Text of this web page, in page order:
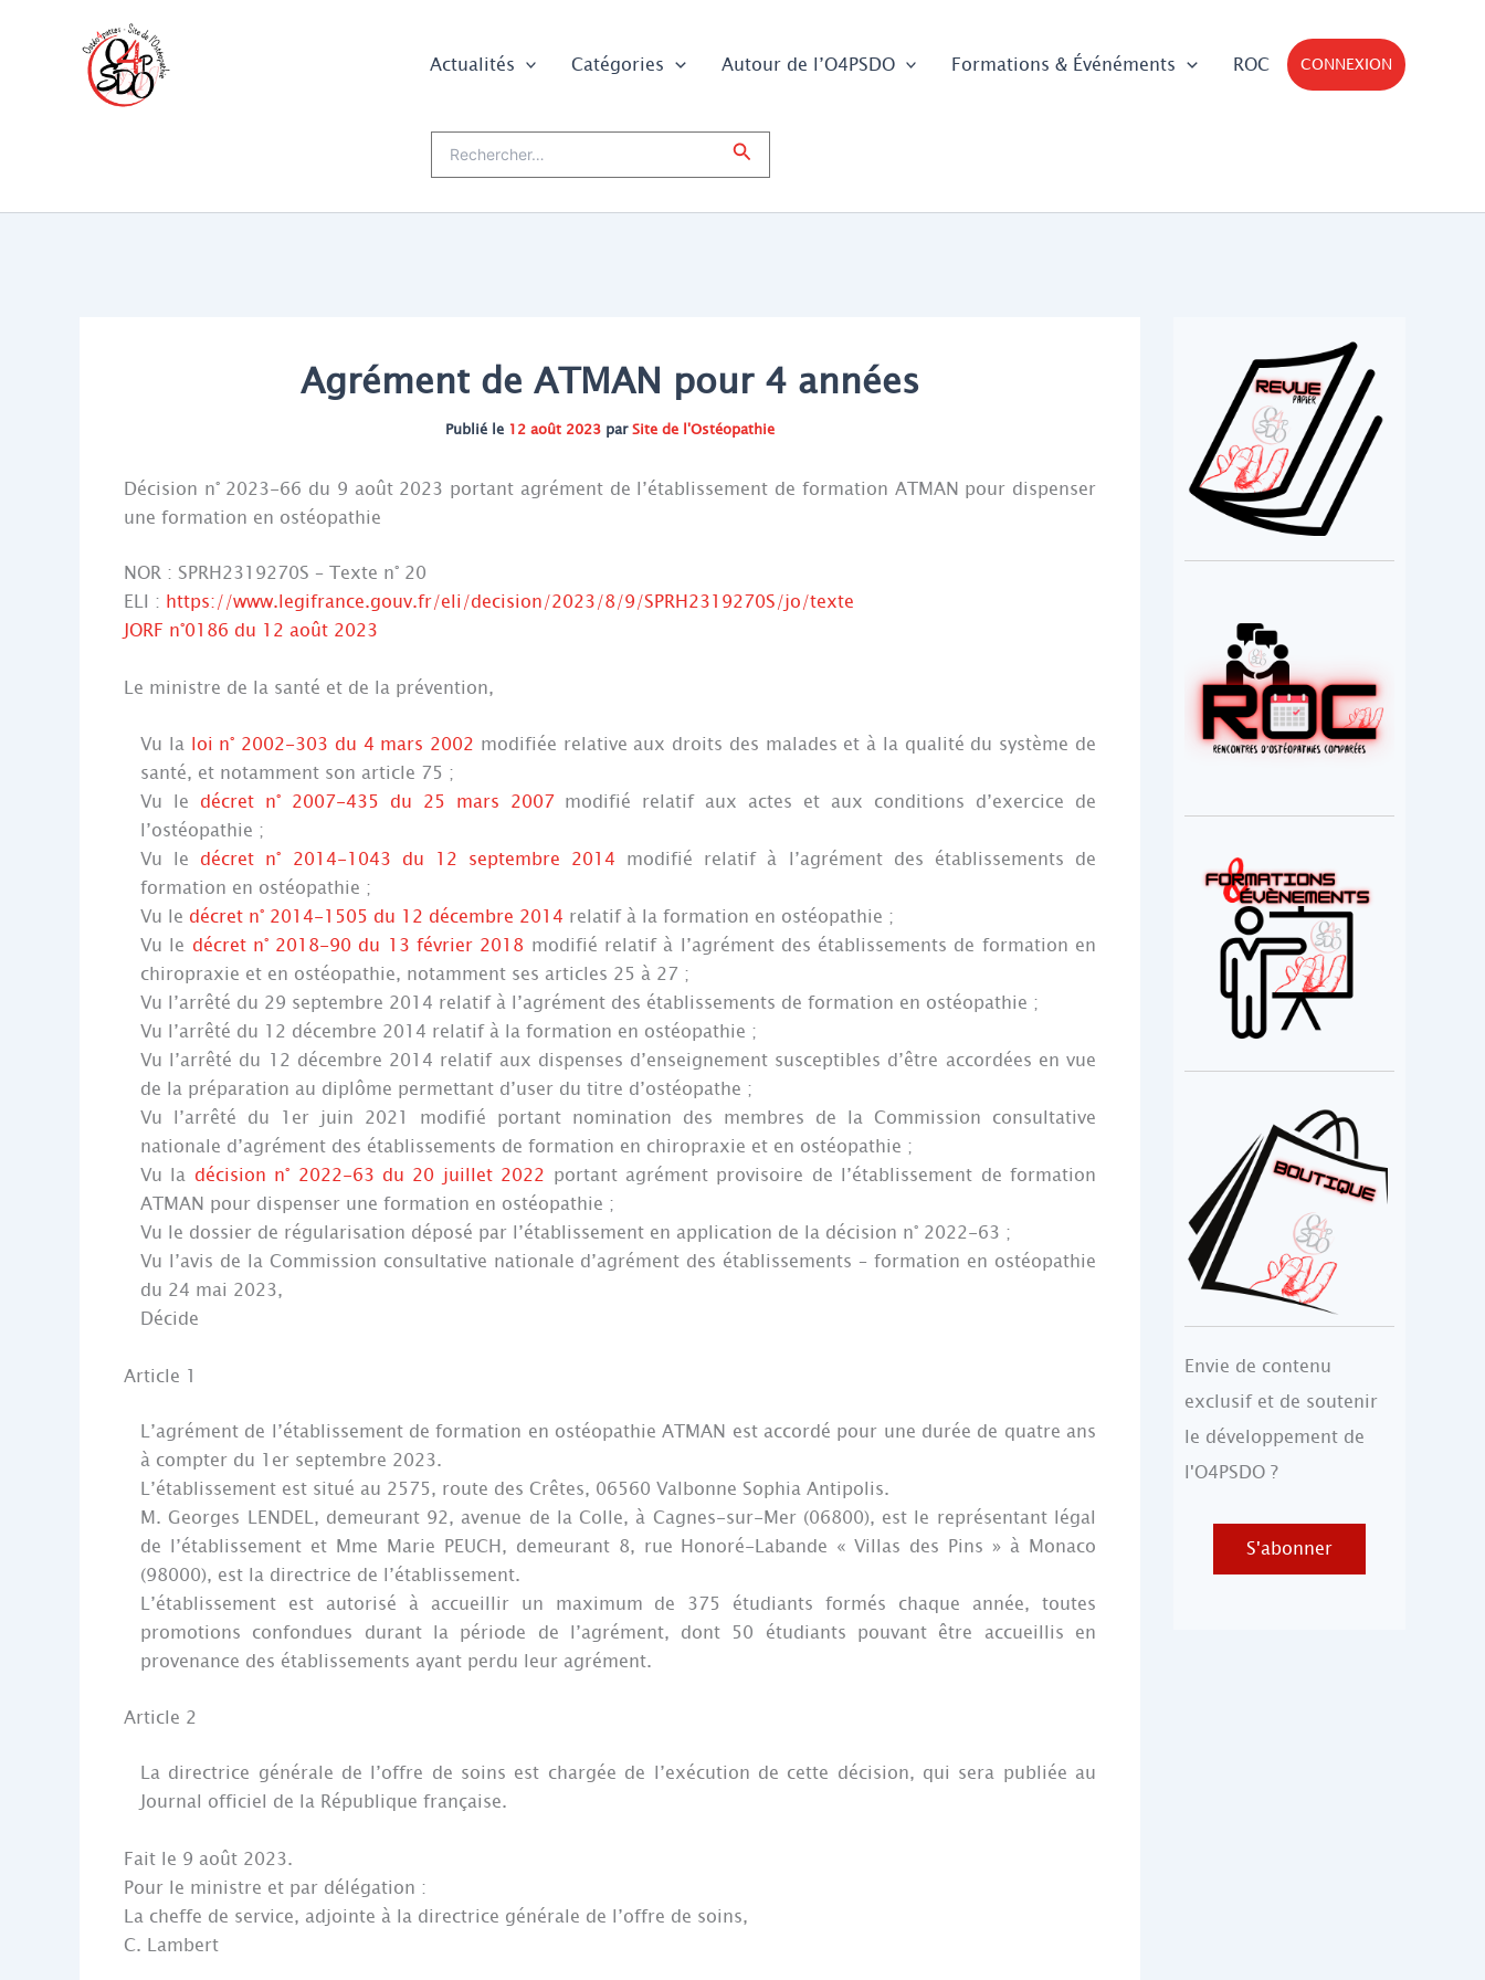
Actualités Catégories Autour de l’O4PSDO Formations & Événéments ROC CONNEXION
Rechercher
Agrément de ATMAN pour 4 années
Publié le 12 août 2023 parSite de l'Ostéopathie
Décision n° 2023-66 du 9 août 2023 portant agrément de l’établissement de formation ATMAN pour dispenser
une formation en ostéopathie
NOR : SPRH2319270S – Texte n° 20
ELI : https://www.legifrance.gouv.fr/eli/decision/2023/8/9/SPRH2319270S/jo/texte
JORF n°0186 du 12 août 2023
Le ministre de la santé et de la prévention,
Vu la loi n° 2002-303 du 4 mars 2002 modifiée relative aux droits des malades et à la qualité du système de
santé, et notamment son article 75 ;
Vu le décret n° 2007-435 du 25 mars 2007modifié relatif aux actes et aux conditions d’exercice de
l’ostéopathie ;
Vu le décret n° 2014-1043 du 12 septembre 2014 modifié relatif à l’agrément des établissements de
formation en ostéopathie ;
Vu le décret n° 2014-1505 du 12 décembre 2014 relatif à la formation en ostéopathie ;
Vu le décret n° 2018-90 du 13 février 2018 modifié relatif à l’agrément des établissements de formation en
chiropraxie et en ostéopathie, notamment ses articles 25 à 27 ;
Vu l’arrêté du 29 septembre 2014 relatif à l’agrément des établissements de formation en ostéopathie ;
Vu l’arrêté du 12 décembre 2014 relatif à la formation en ostéopathie ;
Vu l’arrêté du 12 décembre 2014 relatif aux dispenses d’enseignement susceptibles d’être accordées en vue
de la préparation au diplôme permettant d’user du titre d’ostéopathe ;
Vu l’arrêté du 1er juin 2021 modifié portant nomination des membres de la Commission consultative
nationale d’agrément des établissements de formation en chiropraxie et en ostéopathie ;
Vu la décision n° 2022-63 du 20 juillet 2022 portant agrément provisoire de l’établissement de formation
ATMAN pour dispenser une formation en ostéopathie ;
Vu le dossier de régularisation déposé par l’établissement en application de la décision n° 2022-63 ;
Vu l’avis de la Commission consultative nationale d’agrément des établissements – formation en ostéopathie
du 24 mai 2023,
Décide
Article 1
L’agrément de l’établissement de formation en ostéopathie ATMAN est accordé pour une durée de quatre ans
à compter du 1er septembre 2023.
L’établissement est situé au 2575, route des Crêtes, 06560 Valbonne Sophia Antipolis.
M. Georges LENDEL, demeurant 92, avenue de la Colle, à Cagnes-sur-Mer (06800), est le représentant légal
de l’établissement et Mme Marie PEUCH, demeurant 8, rue Honoré-Labande « Villas des Pins » à Monaco
(98000), est la directrice de l’établissement.
L’établissement est autorisé à accueillir un maximum de 375 étudiants formés chaque année, toutes
promotions confondues durant la période de l’agrément, dont 50 étudiants pouvant être accueillis en
provenance des établissements ayant perdu leur agrément.
Article 2
La directrice générale de l’offre de soins est chargée de l’exécution de cette décision, qui sera publiée au
Journal officiel de la République française.
Fait le 9 août 2023.
Pour le ministre et par délégation :
La cheffe de service, adjointe à la directrice générale de l’offre de soins,
C. Lambert
Envie de contenu
exclusif et de soutenir
le développement de
l'O4PSDO ?
S'abonner